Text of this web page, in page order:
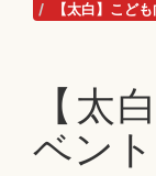
【太白】こど
【太
ベント